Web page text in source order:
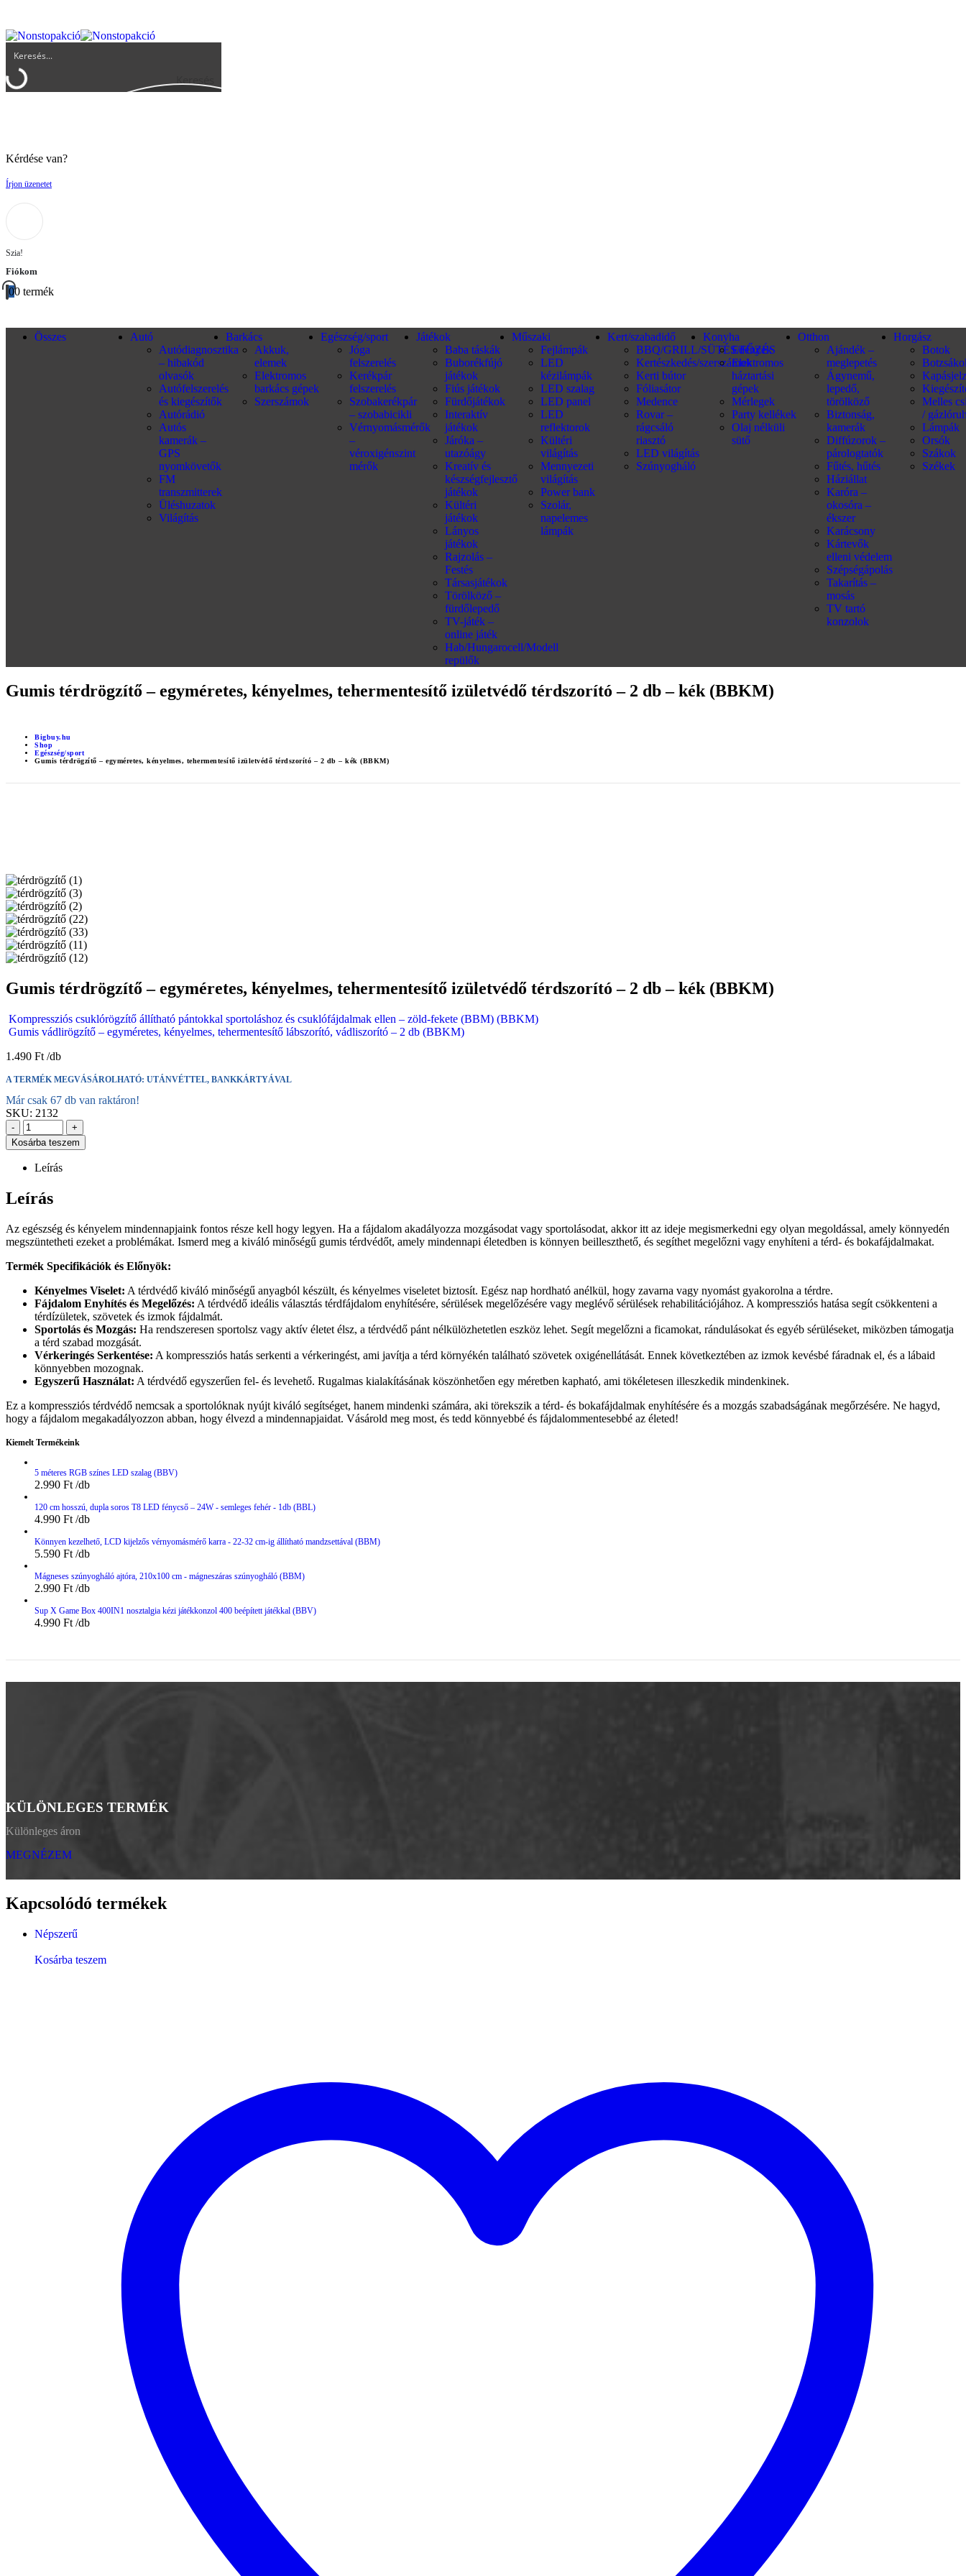
Keresés
Kérdése van?
Írjon üzenetet
Szia!
Fiókom
00 termék
Összes
Autó
Autódiagnosztika
– hibakód
olvasók
Autófelszerelés
és kiegészítők
Autórádió
Autós
kamerák –
GPS
nyomkövetők
FM
transzmitterek
Üléshuzatok
Világítás
Barkács
Akkuk,
elemek
Elektromos
barkács gépek
Szerszámok
Egészség/sport
Jóga
felszerelés
Kerékpár
felszerelés
Szobakerékpár
– szobabicikli
Vérnyomásmérők
–
véroxigénszint
mérők
Játékok
Baba táskák
Buborékfújó
játékok
Fiús játékok
Fürdőjátékok
Interaktív
játékok
Járóka –
utazóágy
Kreatív és
készségfejlesztő
játékok
Kültéri
játékok
Lányos
játékok
Rajzolás –
Festés
Társasjátékok
Törölköző –
fürdőlepedő
TV-játék –
online játék
Hab/Hungarocell/Modell
repülők
Műszaki
Fejlámpák
LED
kézilámpák
LED szalag
LED panel
LED
reflektorok
Kültéri
világítás
Mennyezeti
világítás
Power bank
Szolár,
napelemes
lámpák
Kert/szabadidő
BBQ/GRILL/SÜTÉS/FŐZÉS
Kertészkedés/szerszámok
Kerti bútor
Fóliasátor
Medence
Rovar –
rágcsáló
riasztó
LED világítás
Szúnyogháló
Konyha
Edények
Elektromos
háztartási
gépek
Mérlegek
Party kellékek
Olaj nélküli
sütő
Otthon
Ajándék –
meglepetés
Ágynemű,
lepedő,
törölköző
Biztonság,
kamerák
Diffúzorok –
párologtatók
Fűtés, hűtés
Háziállat
Karóra –
okosóra –
ékszer
Karácsony
Kártevők
elleni védelem
Szépségápolás
Takarítás –
mosás
TV tartó
konzolok
Horgász
Botok
Melles
/
Lámpák
Orsók
Szákok
Székek
Gumis térdrögzítő – egyméretes, kényelmes, tehermentesítő izületvédő térdszorító – 2 db – kék (BBKM)
Bigbuy.hu
Shop
Egészség/sport
Gumis térdrögzítő – egyméretes, kényelmes, tehermentesítő izületvédő térdszorító – 2 db – kék (BBKM)
Gumis térdrögzítő – egyméretes, kényelmes, tehermentesítő izületvédő térdszorító – 2 db – kék (BBKM)
Kompressziós csuklórögzítő állítható pántokkal sportoláshoz és csuklófájdalmak ellen – zöld-fekete (BBM) (BBKM)
Gumis vádlirögzítő – egyméretes, kényelmes, tehermentesítő lábszorító, vádliszorító – 2 db (BBKM)
1.490 Ft
A TERMÉK MEGVÁSÁROLHATÓ: UTÁNVÉTTEL, BANKKÁRTYÁVAL
Már csak 67 db van raktáron!
SKU: 2132
-
+
Kosárba teszem
Leírás
Leírás
Az egészség és kényelem mindennapjaink fontos része kell hogy legyen. Ha a fájdalom akadályozza mozgásodat vagy sportolásodat, akkor itt az ideje megismerkedni egy olyan megoldással, amely könnyedén
megszüntetheti ezeket a problémákat. Ismerd meg a kiváló minőségű gumis térdvédőt, amely mindennapi életedben is könnyen beilleszthető, és segíthet megelőzni vagy enyhíteni a térd- és bokafájdalmakat.
Termék Specifikációk és Előnyök:
Kényelmes Viselet: A térdvédő kiváló minőségű anyagból készült, és kényelmes viseletet biztosít. Egész nap hordható anélkül, hogy zavarna vagy nyomást gyakorolna a térdre.
Fájdalom Enyhítés és Megelőzés: A térdvédő ideális választás térdfájdalom enyhítésére, sérülések megelőzésére vagy meglévő sérülések rehabilitációjához. A kompressziós hatása segít csökkenteni a
térdízületek, szövetek és izmok fájdalmát.
Sportolás és Mozgás: Ha rendszeresen sportolsz vagy aktív életet élsz, a térdvédő pánt nélkülözhetetlen eszköz lehet. Segít megelőzni a ficamokat, rándulásokat és egyéb sérüléseket, miközben támogatja
a térd szabad mozgását.
Vérkeringés Serkentése: A kompressziós hatás serkenti a vérkeringést, ami javítja a térd környékén található szövetek oxigénellátását. Ennek következtében az izmok kevésbé fáradnak el, és a lábaid
könnyebben mozognak.
Egyszerű Használat: A térdvédő egyszerűen fel- és levehető. Rugalmas kialakításának köszönhetően egy méretben kapható, ami tökéletesen illeszkedik mindenkinek.
Ez a kompressziós térdvédő nemcsak a sportolóknak nyújt kiváló segítséget, hanem mindenki számára, aki törekszik a térd- és bokafájdalmak enyhítésére és a mozgás szabadságának megőrzésére. Ne hagyd,
hogy a fájdalom megakadályozzon abban, hogy élvezd a mindennapjaidat. Vásárold meg most, és tedd könnyebbé és fájdalommentesebbé az életed!
Kiemelt Termékeink
5 méteres RGB színes LED szalag (BBV)
2.990 Ft
120 cm hosszú, dupla soros T8 LED fénycső – 24W - semleges fehér - 1db (BBL)
4.990 Ft
Könnyen kezelhető, LCD kijelzős vérnyomásmérő karra - 22-32 cm-ig állítható mandzsettával (BBM)
5.590 Ft
Mágneses szúnyogháló ajtóra, 210x100 cm - mágneszáras szúnyogháló (BBM)
2.990 Ft
Sup X Game Box 400IN1 nosztalgia kézi játékkonzol 400 beépített játékkal (BBV)
4.990 Ft
KÜLÖNLEGES TERMÉK
Különleges áron
MEGNÉZEM
Kapcsolódó termékek
Népszerű
Kosárba teszem